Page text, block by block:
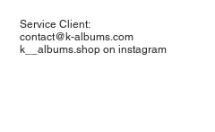
Service Client:
contact@k-albums.com
k__albums.shop on instagram